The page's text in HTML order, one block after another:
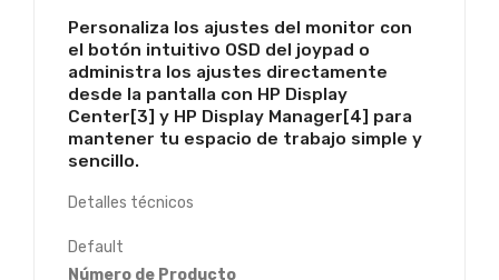
Personaliza los ajustes del monitor con
el botón intuitivo OSD del joypad o
administra los ajustes directamente
desde la pantalla con HP Display
Center[3] y HP Display Manager[4] para
mantener tu espacio de trabajo simple y
sencillo.
Detalles técnicos
Default
Número de Producto